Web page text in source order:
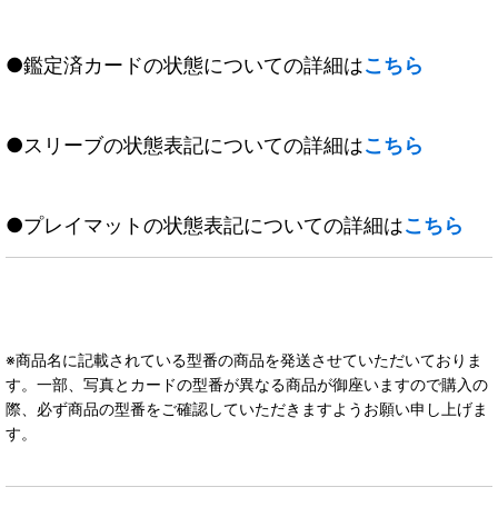
●鑑定済カードの状態についての詳細はこちら
●スリーブの状態表記についての詳細はこちら
●プレイマットの状態表記についての詳細はこちら
※商品名に記載されている型番の商品を発送させていただいておりま
す。一部、写真とカードの型番が異なる商品が御座いますので購入の
際、必ず商品の型番をご確認していただきますようお願い申し上げま
す。